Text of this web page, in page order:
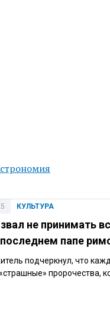
КУЛЬТУРА
не принимать
папе
подчеркнул, что
пророчества,